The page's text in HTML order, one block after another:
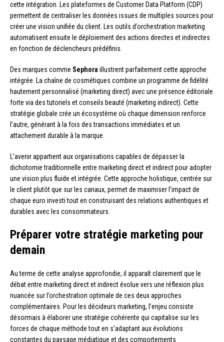
cette intégration. Les plateformes de Customer Data Platform (CDP)
permettent de centraliser les données issues de multiples sources pour
créer une vision unifiée du client. Les outils d’orchestration marketing
automatisent ensuite le déploiement des actions directes et indirectes
en fonction de déclencheurs prédéfinis.
Des marques comme Sephora illustrent parfaitement cette approche
intégrée. La chaîne de cosmétiques combine un programme de fidélité
hautement personnalisé (marketing direct) avec une présence éditoriale
forte via des tutoriels et conseils beauté (marketing indirect). Cette
stratégie globale crée un écosystème où chaque dimension renforce
l’autre, générant à la fois des transactions immédiates et un
attachement durable à la marque.
L’avenir appartient aux organisations capables de dépasser la
dichotomie traditionnelle entre marketing direct et indirect pour adopter
une vision plus fluide et intégrée. Cette approche holistique, centrée sur
le client plutôt que sur les canaux, permet de maximiser l’impact de
chaque euro investi tout en construisant des relations authentiques et
durables avec les consommateurs.
Préparer votre stratégie marketing pour
demain
Au terme de cette analyse approfondie, il apparaît clairement que le
débat entre marketing direct et indirect évolue vers une réflexion plus
nuancée sur l’orchestration optimale de ces deux approches
complémentaires. Pour les décideurs marketing, l’enjeu consiste
désormais à élaborer une stratégie cohérente qui capitalise sur les
forces de chaque méthode tout en s’adaptant aux évolutions
constantes du paysage médiatique et des comportements